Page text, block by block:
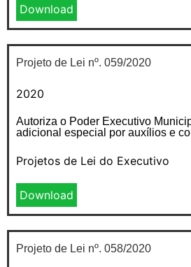
Download
Projeto de Lei nº. 059/2020
2020
Autoriza o Poder Executivo
adicional especial por auxílios e
Projetos de Lei do Executivo
Download
Projeto de Lei nº. 058/2020